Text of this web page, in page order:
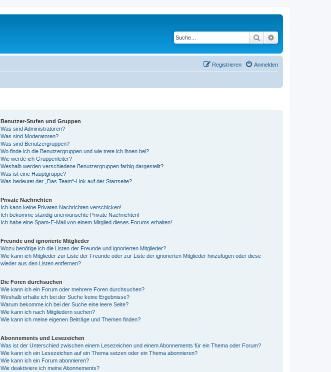
Suche
Anmelden
Registrieren
Benutzer-Stufen und Gruppen
Was sind Administratoren?
Was sind Moderatoren?
Was sind Benutzergruppen?
Wo finde ich die Benutzergruppen und wie trete ich ihnen bei?
Wie werde ich Gruppenleiter?
Weshalb werden verschiedene Benutzergruppen farbig dargestellt?
Was ist eine Hauptgruppe?
Was bedeutet der „Das Team“-Link auf der Startseite?
Private Nachrichten
Ich kann keine Privaten Nachrichten verschicken!
Ich bekomme ständig unerwünschte Private Nachrichten!
Ich habe eine Spam-E-Mail von einem Mitglied dieses Forums erhalten!
Freunde und ignorierte Mitglieder
Wozu benötige ich die Listen der Freunde und ignorierten Mitglieder?
Wie kann ich Mitglieder zur Liste der Freunde oder zur Liste der ignorierten Mitglieder hinzufügen oder diese
wieder aus den Listen entfernen?
Die Foren durchsuchen
Wie kann ich ein Forum oder mehrere Foren durchsuchen?
Weshalb erhalte ich bei der Suche keine Ergebnisse?
Warum bekomme ich bei der Suche eine leere Seite?
Wie kann ich nach Mitgliedern suchen?
Wie kann ich meine eigenen Beiträge und Themen finden?
Abonnements und Lesezeichen
Was ist der Unterschied zwischen einem Lesezeichen und einem Abonnements für ein Thema oder Forum?
Wie kann ich ein Lesezeichen auf ein Thema setzen oder ein Thema abonnieren?
Wie kann ich ein Forum abonnieren?
Wie deaktiviere ich meine Abonnements?